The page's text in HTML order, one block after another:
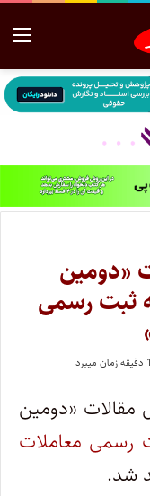
«دومین
ثبت رسمی
مقالات «دومین
رسمی معاملات